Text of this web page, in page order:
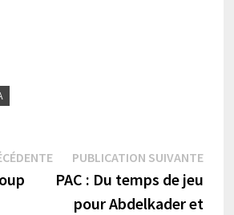
Publication
précédente :
PUBLICATION SUIVANTE
PAC : Du temps de jeu
pour Abdelkader et